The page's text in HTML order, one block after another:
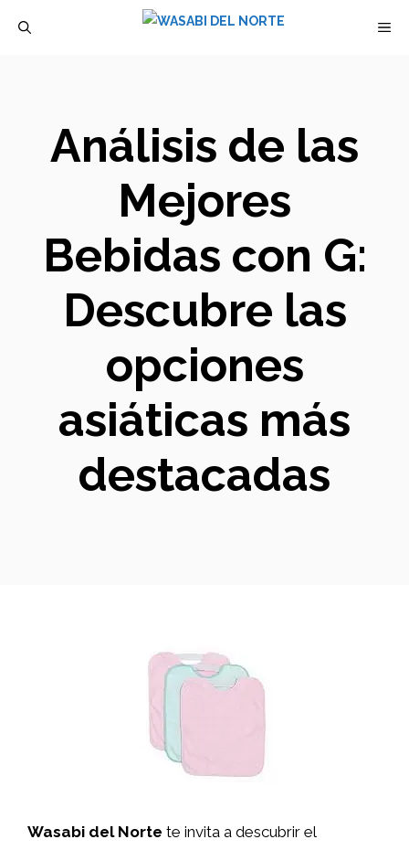
Análisis de las
Mejores
Bebidas con G:
Descubre las
opciones
asiáticas más
destacadas
Wasabi del Norte te invita a descubrir el